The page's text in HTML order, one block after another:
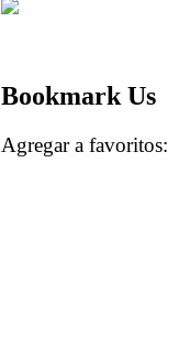
Bookmark Us
Agregar a